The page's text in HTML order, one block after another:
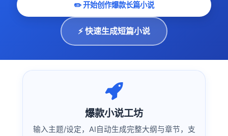
✏️ 开始创作爆款长篇小说
⚡ 快速生成短篇小说
爆款小说工坊
输入主题/设定，AI自动生成完整大纲与章节，支